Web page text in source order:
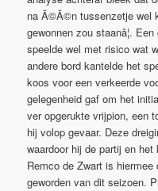
na Ã©Ã©n tussenzetje wel
gewonnen zou staanâ¦.
speelde wel met risico wat
andere bord kantelde het
koos voor een verkeerde
gelegenheid gaf om het
ver opgerukte vrijpion, een
hij volop gevaar. Deze
waardoor hij de partij en
Remco de Zwart is
geworden van dit seizoen.